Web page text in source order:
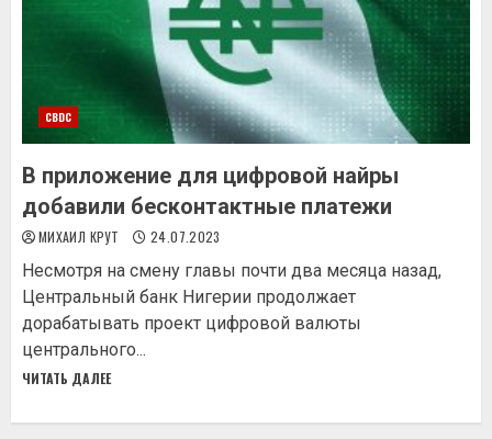
CBDC
В приложение для цифровой найры
добавили бесконтактные платежи
МИХАИЛ КРУТ 24.07.2023
Несмотря на смену главы почти два месяца назад,
Центральный банк Нигерии продолжает
дорабатывать проект цифровой валюты
центрального...
ЧИТАТЬ ДАЛЕЕ